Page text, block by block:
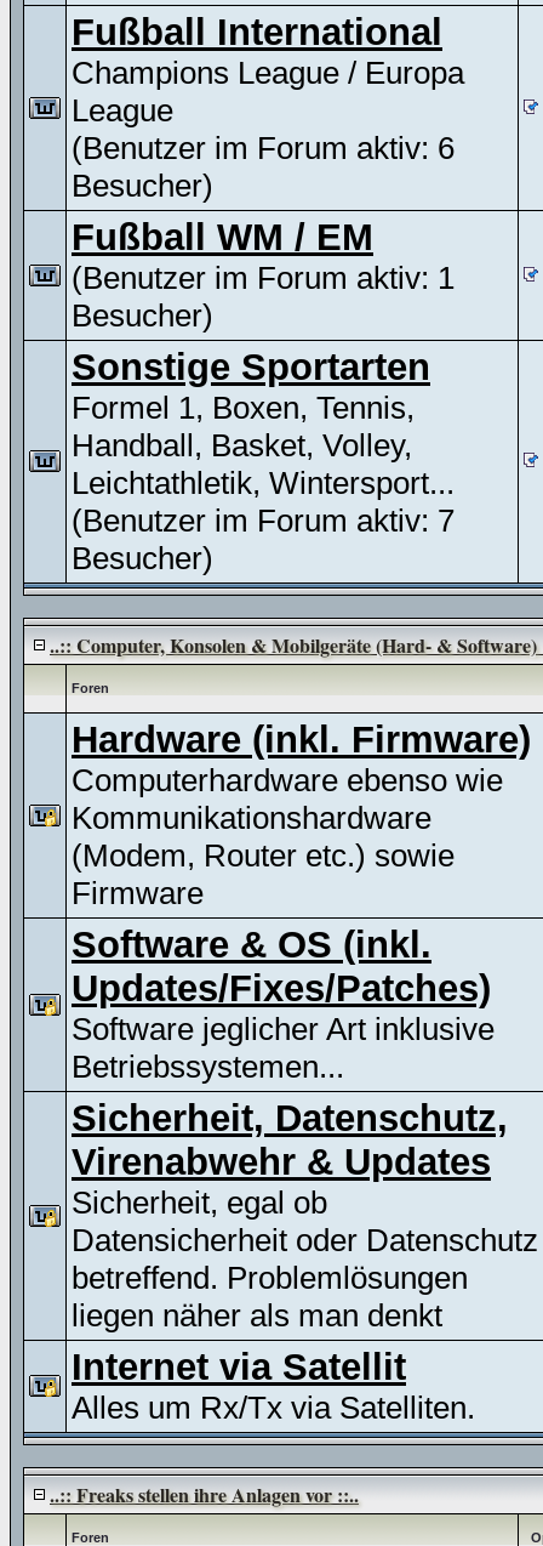
Fußball International
Champions League / Europa
League
(Benutzer im Forum aktiv: 6
Besucher)
Fußball WM / EM
(Benutzer im Forum aktiv: 1
Besucher)
Sonstige Sportarten
Formel 1, Boxen, Tennis,
Handball, Basket, Volley,
Leichtathletik, Wintersport...
(Benutzer im Forum aktiv: 7
Besucher)
..:: Computer, Konsolen & Mobilgeräte (Hard- & Software)
Foren
Hardware (inkl. Firmware)
Computerhardware ebenso wie
Kommunikationshardware
(Modem, Router etc.) sowie
Firmware
Software & OS (inkl.
Updates/Fixes/Patches)
Software jeglicher Art inklusive
Betriebssystemen...
Sicherheit, Datenschutz,
Virenabwehr & Updates
Sicherheit, egal ob
Datensicherheit oder Datenschutz
betreffend. Problemlösungen
liegen näher als man denkt
Internet via Satellit
Alles um Rx/Tx via Satelliten.
..:: Freaks stellen ihre Anlagen vor ::..
Foren